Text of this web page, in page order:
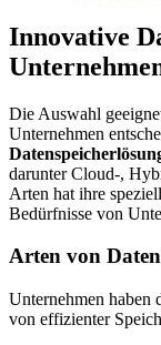
Innovative
Die Auswahl
Unternehmen
darunter Cloud-,
Arten hat ihre
Bedürfnisse von
Arten von
Unternehmen haben
von effizienter